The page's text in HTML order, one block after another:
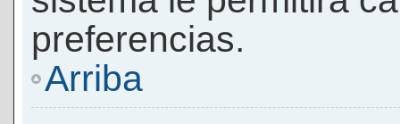
preferencias.
Arriba